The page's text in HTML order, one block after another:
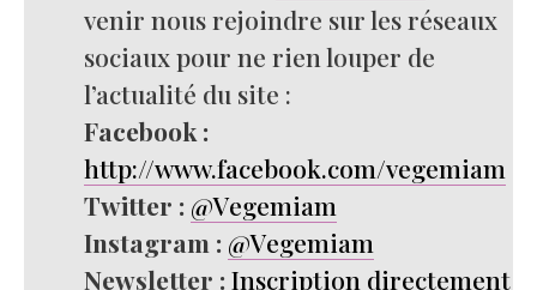
venir nous rejoindre sur les réseaux
sociaux pour ne rien louper de
l’actualité du site :
Facebook :
http://www.facebook.com/vegemiam
Twitter : @Vegemiam
Instagram : @Vegemiam
Newsletter : Inscription directement